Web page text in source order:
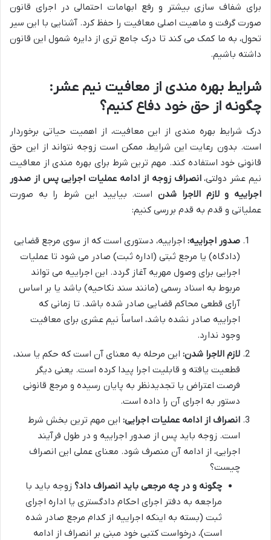
برای شفاف سازی بیشتر و رفع ابهامات احتمالی در اجرای قانون
صورت گرفت و ماهیت اصلی معافیت را حفظ کرد. آشنایی با این سیر
تحول، به ما کمک می کند تا درک جامع تری از دایره شمول این قانون
داشته باشیم.
شرایط بهره مندی از معافیت نیم عشر:
چگونه از حق خود دفاع کنیم؟
درک شرایط بهره مندی از این معافیت، از اهمیت حیاتی برخوردار
است. بدون رعایت این شرایط، ممکن است زوجه نتواند از این حق
قانونی خود استفاده کند. مهم ترین شرط برای بهره مندی از معافیت
نیم عشر دولتی،انصراف زوجه از ادامه عملیات اجرایی پس از صدور
اجراییه و لازم الاجرا شدناست. بیایید این شرط را به صورت
عملیاتی و قدم به قدم بررسی کنیم:
صدور اجراییه: اجراییه، دستوری است که از سوی مرجع قضایی
(دادگاه) یا مرجع ثبتی (اداره ثبت) صادر می شود تا عملیات
اجرایی برای وصول مهریه آغاز گردد. این اجراییه می تواند
مربوط به اسناد رسمی (مانند سند نکاحیه) باشد یا بر اساس
آرای قطعی محاکم قضایی صادر شده باشد. تا زمانی که
اجراییه صادر نشده باشد، اساساً نیم عشری برای معافیت
وجود ندارد.
لازم الاجرا شدن: این مرحله به معنای آن است که حکم یا سند،
قطعیت یافته و قابلیت اجرا پیدا کرده است. یعنی دیگر
فرصت اعتراض یا تجدیدنظر به پایان رسیده و مرجع قانونی
دستور به اجرای آن را داده است.
انصراف از ادامه عملیات اجرایی: این مهم ترین بخش شرط
است. زوجه باید پس از صدور اجراییه و در طول فرآیند
اجرایی، از ادامه آن منصرف شود. معنای عملی این انصراف
چیست؟
چگونه و در چه مرجعی باید انصراف داد؟ زوجه باید با
مراجعه به دفتر اجرای احکام دادگستری یا اداره اجرای
ثبت (بسته به اینکه اجراییه از کدام مرجع صادر شده
است)، درخواست کتبی خود مبنی بر انصراف از ادامه